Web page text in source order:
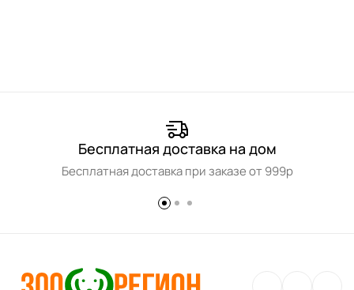
Бесплатная доставка на дом
Бесплатная доставка при заказе от 999р